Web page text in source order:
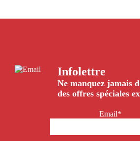
Infolettre
Ne manquez jamais
des offres spéciales
Email*